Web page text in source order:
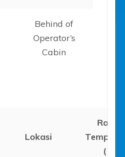
Behind of
Operator’s
Cabin
Lokasi
Range
( C)